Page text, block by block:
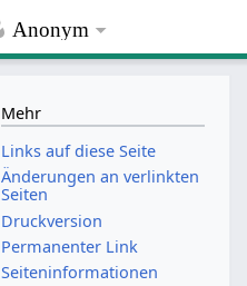
Anonym
Mehr
Links auf diese Seite
Änderungen an verlinkten
Seiten
Druckversion
Permanenter Link
Seiten­informationen